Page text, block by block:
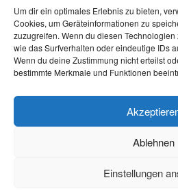
Um dir ein optimales Erlebnis zu bieten,
Cookies, um Geräteinformationen zu
zuzugreifen. Wenn du diesen
wie das Surfverhalten oder eindeutige IDs
Wenn du deine Zustimmung nicht erteilst
bestimmte Merkmale und Funktionen
Ablehnen
Einstellungen
03581/